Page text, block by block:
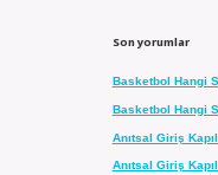
Son yorumlar
Basketbol Hangi
Basketbol Hangi
Anıtsal Giriş
Anıtsal Giriş